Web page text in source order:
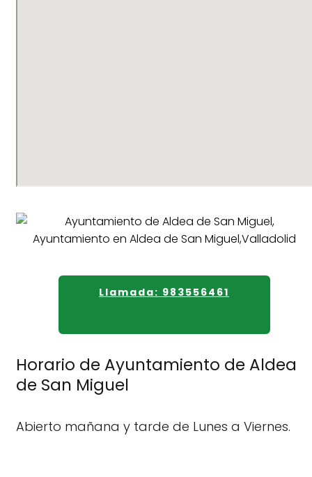
Llamada: 983556461
Horario de Ayuntamiento de Aldea
de San Miguel
Abierto mañana y tarde de Lunes a Viernes.